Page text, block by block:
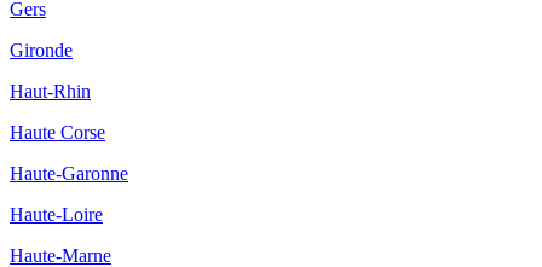
Gers
Gironde
Haut-Rhin
Haute Corse
Haute-Garonne
Haute-Loire
Haute-Marne